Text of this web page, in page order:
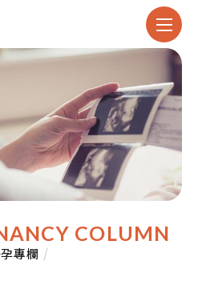
COLUMN
專欄 /